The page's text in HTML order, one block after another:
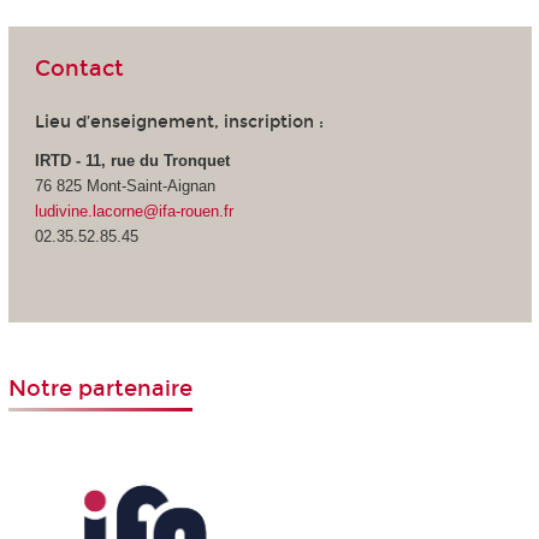
Contact
Lieu d’enseignement, inscription :
IRTD - 11, rue du Tronquet
76 825 Mont-Saint-Aignan
ludivine.lacorne@ifa-rouen.fr
02.35.52.85.45
Notre partenaire